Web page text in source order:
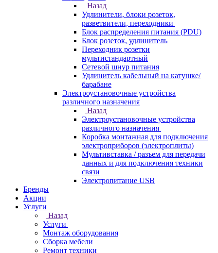
Назад
Удлинители, блоки розеток,
разветвители, переходники
Блок распределения питания (PDU)
Блок розеток, удлинитель
Переходник розетки
мультистандартный
Сетевой шнур питания
Удлинитель кабельный на катушке/
барабане
Электроустановочные устройства
различного назначения
Назад
Электроустановочные устройства
различного назначения
Коробка монтажная для подключения
электроприборов (электроплиты)
Мультивставка / разъем для передачи
данных и для подключения техники
связи
Электропитание USB
Бренды
Акции
Услуги
Назад
Услуги
Монтаж оборудования
Сборка мебели
Ремонт техники